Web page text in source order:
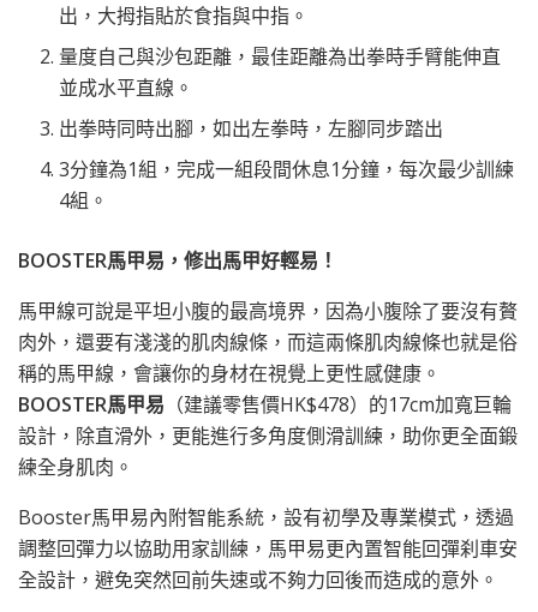
出，大拇指貼於食指與中指。
量度自己與沙包距離，最佳距離為出拳時手臂能伸直
並成水平直線。
出拳時同時出腳，如出左拳時，左腳同步踏出
3分鐘為1組，完成一組段間休息1分鐘，每次最少訓練
4組。
BOOSTER馬甲易，修出馬甲好輕易！
馬甲線可說是平坦小腹的最高境界，因為小腹除了要沒有贅
肉外，還要有淺淺的肌肉線條，而這兩條肌肉線條也就是俗
稱的馬甲線，會讓你的身材在視覺上更性感健康。
BOOSTER馬甲易 （建議零售價HK$478）的17cm加寬巨輪
設計，除直滑外，更能進行多角度側滑訓練，助你更全面鍛
練全身肌肉。
Booster馬甲易內附智能系統，設有初學及專業模式，透過
調整回彈力以協助用家訓練，馬甲易更內置智能回彈刹車安
全設計，避免突然回前失速或不夠力回後而造成的意外。